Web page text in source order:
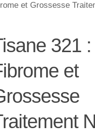
et Grossesse
321 :
et